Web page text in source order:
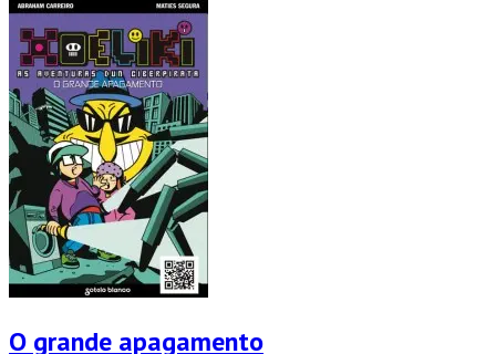
O grande apagamento